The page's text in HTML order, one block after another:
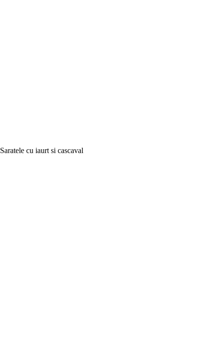
Saratele cu iaurt si cascaval